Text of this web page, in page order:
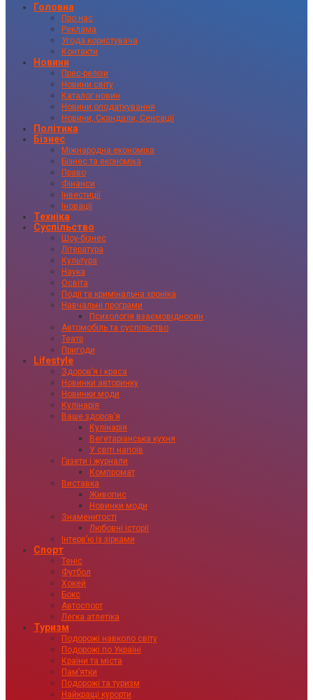
Головна
Про нас
Реклама
Угода користувача
Контакти
Новини
Прес-релізи
Новини світу
Каталог новин
Новини оподаткування
Новини, Скандали, Сенсації
Політика
Бізнес
Міжнародна економіка
Бізнес та економіка
Право
Фінанси
Інвестиції
Іновації
Техніка
Суспільство
Шоу-бізнес
Література
Культура
Наука
Освіта
Події та кримінальна хроніка
Навчальні програми
Психологія взаємовідносин
Автомобіль та суспільство
Театр
Пригоди
Lifestyle
Здоровʼя і краса
Новинки авторинку
Новинки моди
Кулінарія
Ваше здоровʼя
Кулінарія
Вегетаріанська кухня
У світі напоїв
Газети і журнали
Компромат
Виставка
Живопис
Новинки моди
Знаменитості
Любовні історії
Інтервʼю із зірками
Спорт
Теніс
Футбол
Хокей
Бокс
Автоспорт
Легка атлетіка
Туризм
Подорожі навколо світу
Подорожі по Україні
Країни та міста
Пам’ятки
Подорожі та туризм
Найкращі курорти